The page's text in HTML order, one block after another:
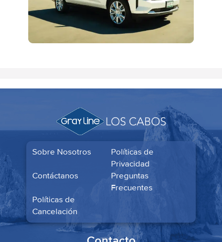
Sobre Nosotros
Contáctanos
Preguntas
Frecuentes
Políticas de
Privacidad
Políticas de
Cancelación